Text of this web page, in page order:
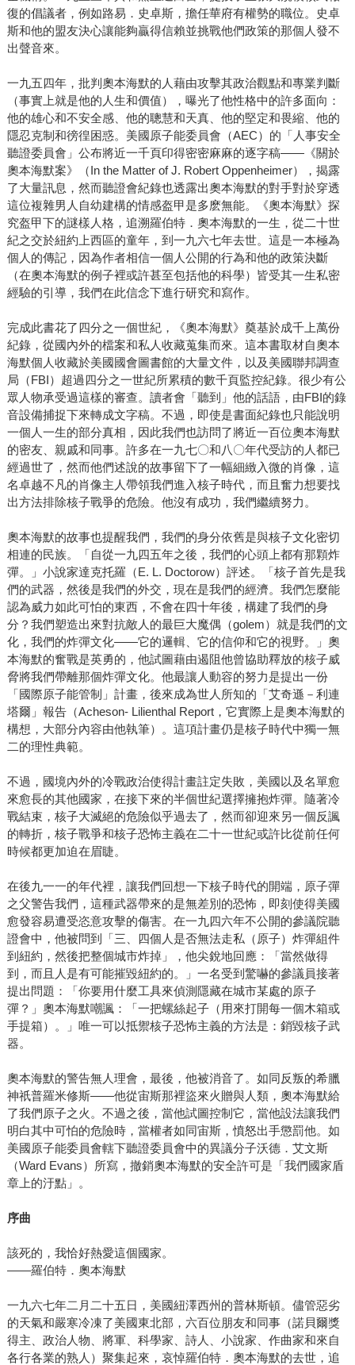
復的倡議者，例如路易．史卓斯，擔任華府有權勢的職位。史卓
斯和他的盟友決心讓能夠贏得信賴並挑戰他們政策的那個人發不
出聲音來。
一九五四年，批判奧本海默的人藉由攻擊其政治觀點和專業判斷
（事實上就是他的人生和價值），曝光了他性格中的許多面向：
他的雄心和不安全感、他的聰慧和天真、他的堅定和畏縮、他的
隱忍克制和徬徨困惑。美國原子能委員會（AEC）的「人事安全
聽證委員會」公布將近一千頁印得密密麻麻的逐字稿——《關於
奧本海默案》（In the Matter of J. Robert Oppenheimer），揭露
了大量訊息，然而聽證會紀錄也透露出奧本海默的對手對於穿透
這位複雜男人自幼建構的情感盔甲是多麽無能。《奧本海默》探
究盔甲下的謎樣人格，追溯羅伯特．奧本海默的一生，從二十世
紀之交於紐約上西區的童年，到一九六七年去世。這是一本極為
個人的傳記，因為作者相信一個人公開的行為和他的政策決斷
（在奧本海默的例子裡或許甚至包括他的科學）皆受其一生私密
經驗的引導，我們在此信念下進行研究和寫作。
完成此書花了四分之一個世紀，《奧本海默》奠基於成千上萬份
紀錄，從國內外的檔案和私人收藏蒐集而來。這本書取材自奧本
海默個人收藏於美國國會圖書館的大量文件，以及美國聯邦調查
局（FBI）超過四分之一世紀所累積的數千頁監控紀錄。很少有公
眾人物承受過這樣的審查。讀者會「聽到」他的話語，由FBI的錄
音設備捕捉下來轉成文字稿。不過，即使是書面紀錄也只能說明
一個人一生的部分真相，因此我們也訪問了將近一百位奧本海默
的密友、親戚和同事。許多在一九七〇和八〇年代受訪的人都已
經過世了，然而他們述說的故事留下了一幅細緻入微的肖像，這
名卓越不凡的肖像主人帶領我們進入核子時代，而且奮力想要找
出方法排除核子戰爭的危險。他沒有成功，我們繼續努力。
奧本海默的故事也提醒我們，我們的身分依舊是與核子文化密切
相連的民族。「自從一九四五年之後，我們的心頭上都有那顆炸
彈。」小說家達克托羅（E. L. Doctorow）評述。「核子首先是我
們的武器，然後是我們的外交，現在是我們的經濟。我們怎麼能
認為威力如此可怕的東西，不會在四十年後，構建了我們的身
分？我們塑造出來對抗敵人的最巨大魔偶（golem）就是我們的文
化，我們的炸彈文化——它的邏輯、它的信仰和它的視野。」奧
本海默的奮戰是英勇的，他試圖藉由遏阻他曾協助釋放的核子威
脅將我們帶離那個炸彈文化。他最讓人動容的努力是提出一份
「國際原子能管制」計畫，後來成為世人所知的「艾奇遜－利連
塔爾」報告（Acheson- Lilienthal Report，它實際上是奧本海默的
構想，大部分內容由他執筆）。這項計畫仍是核子時代中獨一無
二的理性典範。
不過，國境內外的冷戰政治使得計畫註定失敗，美國以及名單愈
來愈長的其他國家，在接下來的半個世紀選擇擁抱炸彈。隨著冷
戰結束，核子大滅絕的危險似乎過去了，然而卻迎來另一個反諷
的轉折，核子戰爭和核子恐怖主義在二十一世紀或許比從前任何
時候都更加迫在眉睫。
在後九一一的年代裡，讓我們回想一下核子時代的開端，原子彈
之父警告我們，這種武器帶來的是無差別的恐怖，即刻使得美國
愈發容易遭受恣意攻擊的傷害。在一九四六年不公開的參議院聽
證會中，他被問到「三、四個人是否無法走私（原子）炸彈組件
到紐約，然後把整個城市炸掉」，他尖銳地回應：「當然做得
到，而且人是有可能摧毀紐約的。」一名受到驚嚇的參議員接著
提出問題：「你要用什麼工具來偵測隱藏在城市某處的原子
彈？」奧本海默嘲諷：「一把螺絲起子（用來打開每一個木箱或
手提箱）。」唯一可以抵禦核子恐怖主義的方法是：銷毀核子武
器。
奧本海默的警告無人理會，最後，他被消音了。如同反叛的希臘
神祇普羅米修斯——他從宙斯那裡盜來火贈與人類，奧本海默給
了我們原子之火。不過之後，當他試圖控制它，當他設法讓我們
明白其中可怕的危險時，當權者如同宙斯，憤怒出手懲罰他。如
美國原子能委員會轄下聽證委員會中的異議分子沃德．艾文斯
（Ward Evans）所寫，撤銷奧本海默的安全許可是「我們國家盾
章上的汙點」。
序曲
該死的，我恰好熱愛這個國家。
——羅伯特．奧本海默
一九六七年二月二十五日，美國紐澤西州的普林斯頓。儘管惡劣
的天氣和嚴寒冷凍了美國東北部，六百位朋友和同事（諾貝爾獎
得主、政治人物、將軍、科學家、詩人、小說家、作曲家和來自
各行各業的熟人）聚集起來，哀悼羅伯特．奧本海默的去世，追